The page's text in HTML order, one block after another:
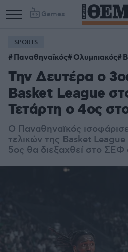
Games
SPORTS
Παναθηναϊκός Ολυμπιακός
Την Δευτέρα ο
Basket League
Τετάρτη ο 4ος
Ο Παναθηναϊκός
τελικών της Basket League
5ος θα διεξαχθεί στο ΣΕΦ